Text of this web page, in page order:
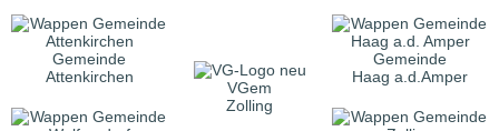
Gemeinde
Attenkirchen
VGem
Zolling
Gemeinde
Haag a.d.Amper